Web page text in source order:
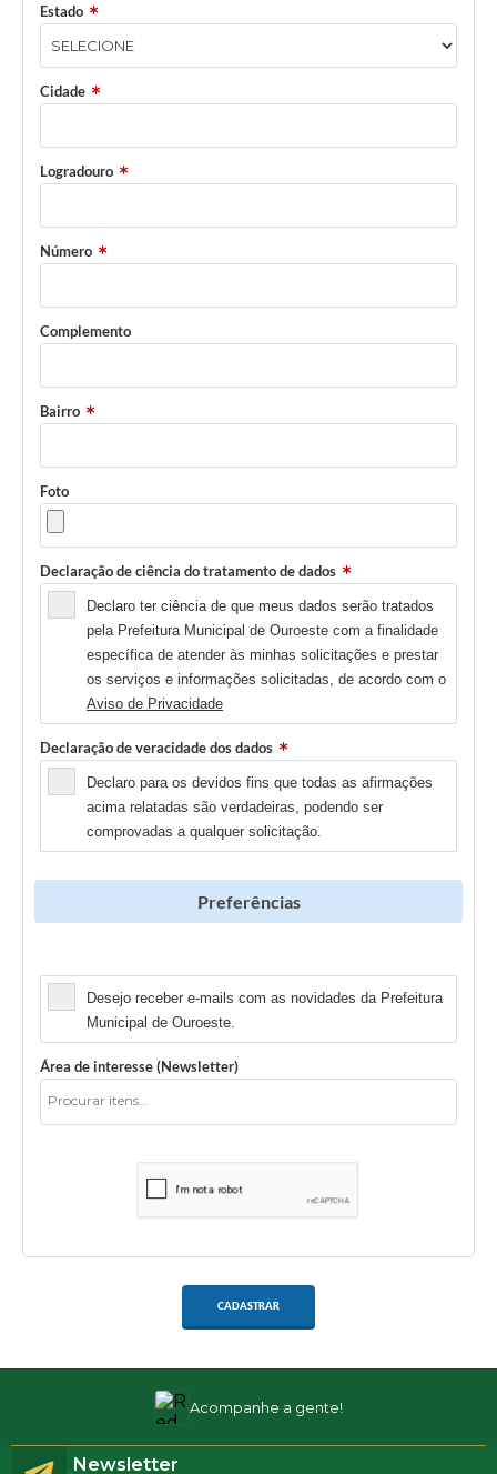
Estado
Cidade
Logradouro
Número
Complemento
Bairro
Foto
Declaração de ciência do tratamento de dados
Declaro ter ciência de que meus dados serão tratados
pela Prefeitura Municipal de Ouroeste com a finalidade
específica de atender às minhas solicitações e prestar
os serviços e informações solicitadas, de acordo com o
Aviso de Privacidade
Declaração de veracidade dos dados
Declaro para os devidos fins que todas as afirmações
acima relatadas são verdadeiras, podendo ser
comprovadas a qualquer solicitação.
Preferências
Desejo receber e-mails com as novidades da Prefeitura
Municipal de Ouroeste.
Área de interesse (Newsletter)
CADASTRAR
Acompanhe a gente!
Newsletter